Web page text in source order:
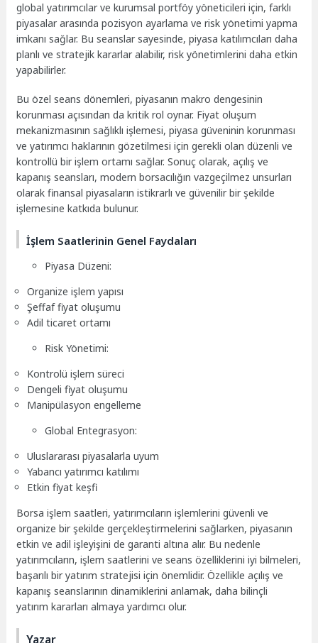
global yatırımcılar ve kurumsal portföy yöneticileri için, farklı
piyasalar arasında pozisyon ayarlama ve risk yönetimi yapma
imkanı sağlar. Bu seanslar sayesinde, piyasa katılımcıları daha
planlı ve stratejik kararlar alabilir, risk yönetimlerini daha etkin
yapabilirler.
Bu özel seans dönemleri, piyasanın makro dengesinin
korunması açısından da kritik rol oynar. Fiyat oluşum
mekanizmasının sağlıklı işlemesi, piyasa güveninin korunması
ve yatırımcı haklarının gözetilmesi için gerekli olan düzenli ve
kontrollü bir işlem ortamı sağlar. Sonuç olarak, açılış ve
kapanış seansları, modern borsacılığın vazgeçilmez unsurları
olarak finansal piyasaların istikrarlı ve güvenilir bir şekilde
işlemesine katkıda bulunur.
İşlem Saatlerinin Genel Faydaları
Piyasa Düzeni:
Organize işlem yapısı
Şeffaf fiyat oluşumu
Adil ticaret ortamı
Risk Yönetimi:
Kontrolü işlem süreci
Dengeli fiyat oluşumu
Manipülasyon engelleme
Global Entegrasyon:
Uluslararası piyasalarla uyum
Yabancı yatırımcı katılımı
Etkin fiyat keşfi
Borsa işlem saatleri, yatırımcıların işlemlerini güvenli ve
organize bir şekilde gerçekleştirmelerini sağlarken, piyasanın
etkin ve adil işleyişini de garanti altına alır. Bu nedenle
yatırımcıların, işlem saatlerini ve seans özelliklerini iyi bilmeleri,
başarılı bir yatırım stratejisi için önemlidir. Özellikle açılış ve
kapanış seanslarının dinamiklerini anlamak, daha bilinçli
yatırım kararları almaya yardımcı olur.
Yazar